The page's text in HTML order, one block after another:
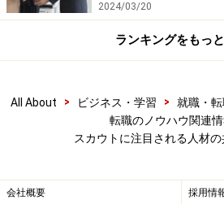
2024/03/20
ランキングをもっ
All About > ビジネス・学習 > 就職・
転職のノウハウ関連
スカウトに注目される人材の
会社概要 採用情